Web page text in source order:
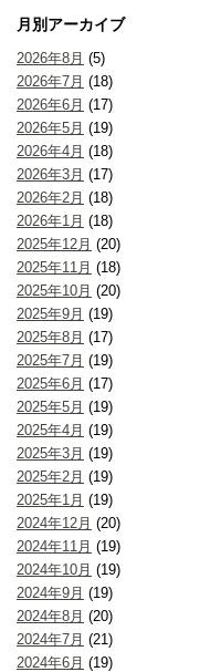
月別アーカイブ
2026年8月 (5)
2026年7月 (18)
2026年6月 (17)
2026年5月 (19)
2026年4月 (18)
2026年3月 (17)
2026年2月 (18)
2026年1月 (18)
2025年12月 (20)
2025年11月 (18)
2025年10月 (20)
2025年9月 (19)
2025年8月 (17)
2025年7月 (19)
2025年6月 (17)
2025年5月 (19)
2025年4月 (19)
2025年3月 (19)
2025年2月 (19)
2025年1月 (19)
2024年12月 (20)
2024年11月 (19)
2024年10月 (19)
2024年9月 (19)
2024年8月 (20)
2024年7月 (21)
2024年6月 (19)